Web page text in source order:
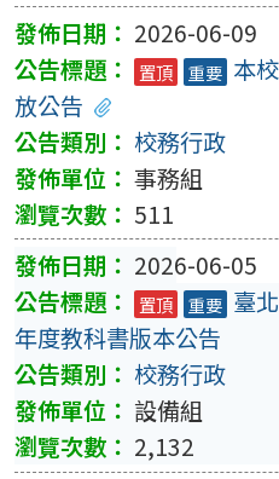
2026-06-09
置頂 重要 本
放公告
校務行政
事務組
511
2026-06-05
置頂 重要 臺
年度教科書版本公告
校務行政
設備組
2,132